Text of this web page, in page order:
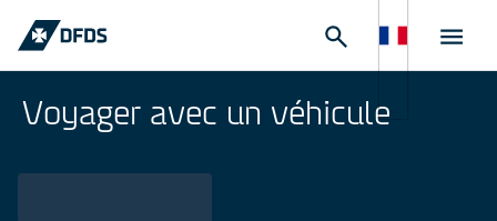
Voyager avec un véhicule